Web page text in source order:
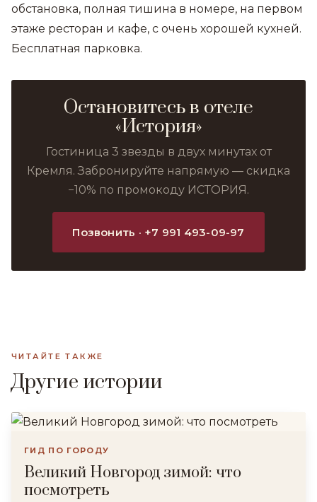
обстановка, полная тишина в номере, на первом
этаже ресторан и кафе, с очень хорошей кухней.
Бесплатная парковка.
Остановитесь в отеле
«История»
Гостиница 3 звезды в двух минутах от
Кремля. Забронируйте напрямую — скидка
−10% по промокоду ИСТОРИЯ.
Позвонить · +7 991 493-09-97
ЧИТАЙТЕ ТАКЖЕ
Другие истории
ГИД ПО ГОРОДУ
Великий Новгород зимой: что
посмотреть